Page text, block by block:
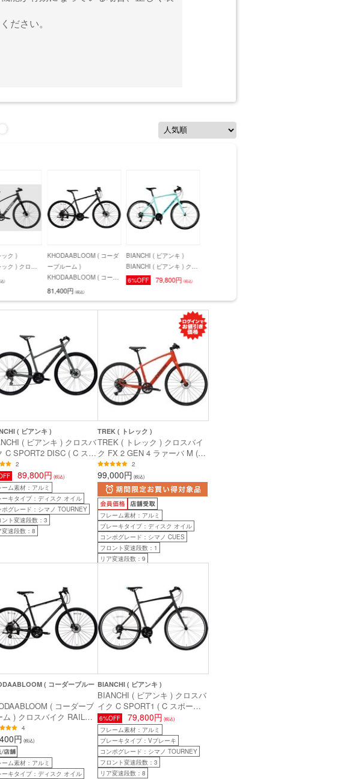
ださい。
ク )
ク ) クロス
安170cm前
)
KHODAABLOOM ( コーダ
ーブルーム )
KHODAABLOOM ( コーダ
ーブルーム ) クロスバイク
RAIL DISC ( レイル ディス
ク ) マットブラック
81,400円(税込)
BIANCHI ( ビアンキ )
BIANCHI ( ビアンキ ) クロ
スバイク C SPORT1 ( C ス
クターコイズフルグロッシ
ー 51 ( 身長目安175cm前
6%OFF 79,800円(税込)
( ビアンキ )
( ビアンキ ) クロスバ
C SPORT2 DISC ( C スポ
2 ディスク ) ロックサンド/
ックマット/グロッシー 43
目安155cm前後 )
2
89,800円 (税込)
ーム素材：アルミ
ーキタイプ：ディスク オイル
ポグレード：シマノ TOURNEY
ント変速段数：3
変速段数：8
TREK ( トレック )
TREK ( トレック ) クロスバイ
ク FX 2 GEN 4 ラァーバ M (
身長目安170cm前後 )
2
99,000円 (税込)
フレーム素材：アルミ
ブレーキタイプ：ディスク オイル
コンポグレード：シマノ CUES
フロント変速段数：1
リア変速段数：9
( コーダーブルー
( コーダーブ
ム ) クロスバイク RAIL
( レイル ディスク ) マッ
ラック 440mm( 身長目安
前後 )
4
円 (税込)
ーム素材：アルミ
ーキタイプ：ディスク オイル
BIANCHI ( ビアンキ )
BIANCHI ( ビアンキ ) クロスバ
イク C SPORT1 ( C スポーツ1
) ロックサンド/ブラックマッ
ト/グロッシー 47 ( 身長目安
165cm前後 )
6%OFF 79,800円 (税込)
フレーム素材：アルミ
ブレーキタイプ：Vブレーキ
コンポグレード：シマノ TOURNEY
フロント変速段数：3
リア変速段数：8